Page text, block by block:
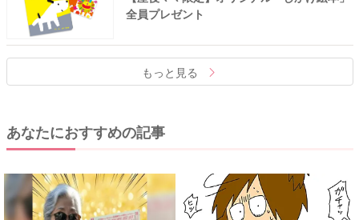
全員プレゼント
もっと見る
あなたにおすすめの記事